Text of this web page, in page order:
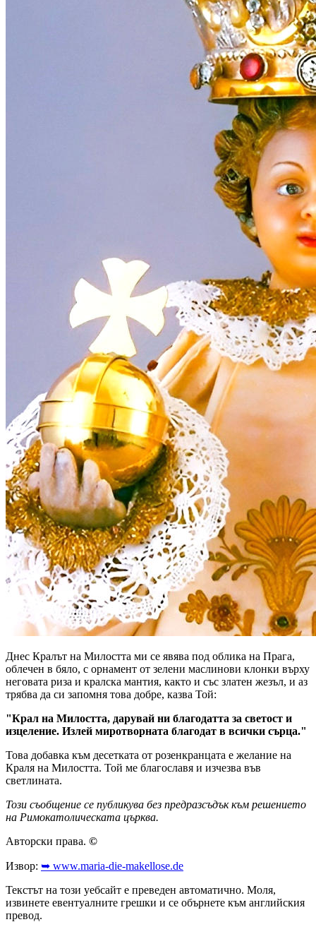
Днес Кралът на Милостта ми се явява под облика на Прага,
облечен в бяло, с орнамент от зелени маслинови клонки върху
неговата риза и кралска мантия, както и със златен жезъл, и аз
трябва да си запомня това добре, казва Той:
"Крал на Милостта, дарувай ни благодатта за светост и
изцеление. Излей миротворната благодат в всички сърца."
Това добавка към десетката от розенкранцата е желание на
Краля на Милостта. Той ме благославя и изчезва във
светлината.
Този съобщение се публикува без предразсъдък към решението
на Римокатолическата църква.
Авторски права. ©
Извор: ➥ www.maria-die-makellose.de
Текстът на този уебсайт е преведен автоматично. Моля,
извинете евентуалните грешки и се обърнете към английския
превод.